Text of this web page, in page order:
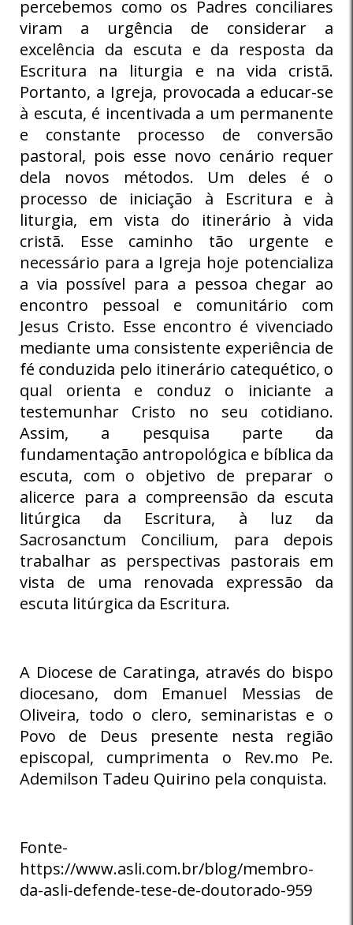
percebemos como os Padres conciliares
viram a urgência de considerar a
excelência da escuta e da resposta da
Escritura na liturgia e na vida cristã.
Portanto, a Igreja, provocada a educar-se
à escuta, é incentivada a um permanente
e constante processo de conversão
pastoral, pois esse novo cenário requer
dela novos métodos. Um deles é o
processo de iniciação à Escritura e à
liturgia, em vista do itinerário à vida
cristã. Esse caminho tão urgente e
necessário para a Igreja hoje potencializa
a via possível para a pessoa chegar ao
encontro pessoal e comunitário com
Jesus Cristo. Esse encontro é vivenciado
mediante uma consistente experiência de
fé conduzida pelo itinerário catequético, o
qual orienta e conduz o iniciante a
testemunhar Cristo no seu cotidiano.
Assim, a pesquisa parte da
fundamentação antropológica e bíblica da
escuta, com o objetivo de preparar o
alicerce para a compreensão da escuta
litúrgica da Escritura, à luz da
Sacrosanctum Concilium, para depois
trabalhar as perspectivas pastorais em
vista de uma renovada expressão da
escuta litúrgica da Escritura.
A Diocese de Caratinga, através do bispo
diocesano, dom Emanuel Messias de
Oliveira, todo o clero, seminaristas e o
Povo de Deus presente nesta região
episcopal, cumprimenta o Rev.mo Pe.
Ademilson Tadeu Quirino pela conquista.
Fonte-
https://www.asli.com.br/blog/membro-
da-asli-defende-tese-de-doutorado-959